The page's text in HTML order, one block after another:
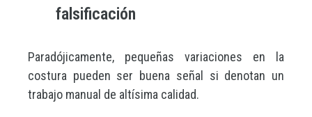
falsificación
Paradójicamente, pequeñas variaciones en la
costura pueden ser buena señal si denotan un
trabajo manual de altísima calidad.